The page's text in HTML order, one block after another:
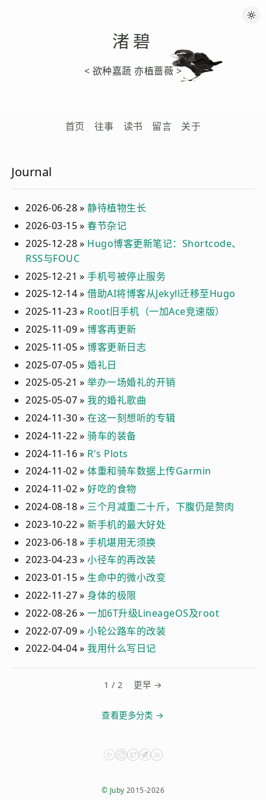
渚碧
< 欲种嘉蔬 亦植蔷薇 >
首页 往事 读书 留言 关于
Journal
2026-06-28 »静待植物生长
2026-03-15 »春节杂记
2025-12-28 » Hugo博客更新笔记：Shortcode、
RSS与FOUC
2025-12-21 »手机号被停止服务
2025-12-14 »借助AI将博客从Jekyll迁移至Hugo
2025-11-23 » Root旧手机（一加Ace竞速版）
2025-11-09 »博客再更新
2025-11-05 »博客更新日志
2025-07-05 »婚礼日
2025-05-21 »举办一场婚礼的开销
2025-05-07 »我的婚礼歌曲
2024-11-30 »在这一刻想听的专辑
2024-11-22 »骑车的装备
2024-11-16 » R's Plots
2024-11-02 »体重和骑车数据上传Garmin
2024-11-02 »好吃的食物
2024-08-18 » 三个月减重二十斤，下腹仍是赘肉
2023-10-22 »新手机的最大好处
2023-06-18 »手机堪用无须换
2023-04-23 »小径车的再改装
2023-01-15 » 生命中的微小改变
2022-11-27 » 身体的极限
2022-08-26 »一加6T升级LineageOS及root
2022-07-09 »小轮公路车的改装
2022-04-04 »我用什么写日记
1 / 2 更早 →
查看更多分类 →
© Juby 2015-2026